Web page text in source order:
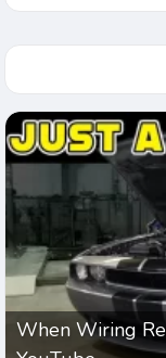
When Wiring